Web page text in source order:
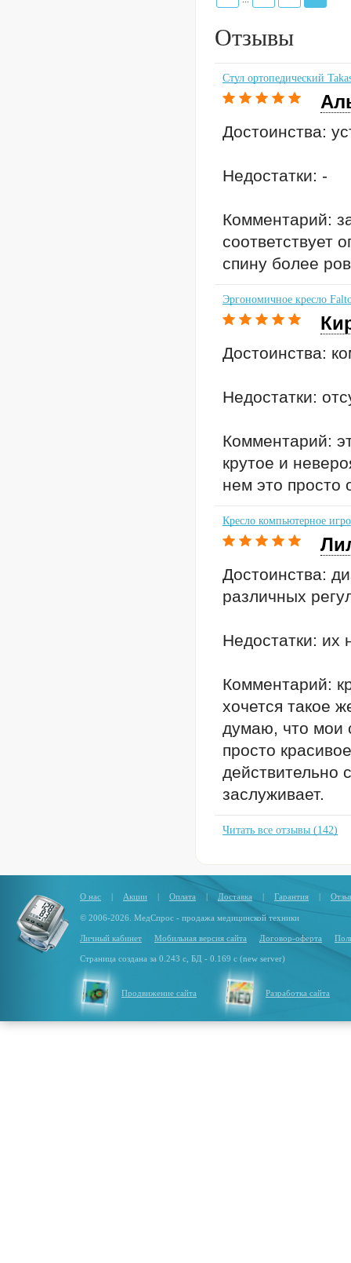
Отзывы
Стул ортопедический
Достоинства:
Недостатки: -
Комментарий:
соответствует
спину более
Эргономичное кресло
Достоинства:
Недостатки:
Комментарий:
крутое и
нем это просто
Кресло компьютерное
Достоинства:
различных
Недостатки: их
Комментарий:
хочется такое
думаю, что мои
просто
действительно
заслуживает.
Читать все отзывы (142)
О нас | Акции | Оплата | Доставка | Гарантия |
© 2006-2026. МедСпрос - продажа медицинской техники
Личный кабинет Мобильная версия сайта Договор-оферта
Страница создана за 0.243 с, БД - 0.169 с (new server)
Продвижение сайта Разработка сайта